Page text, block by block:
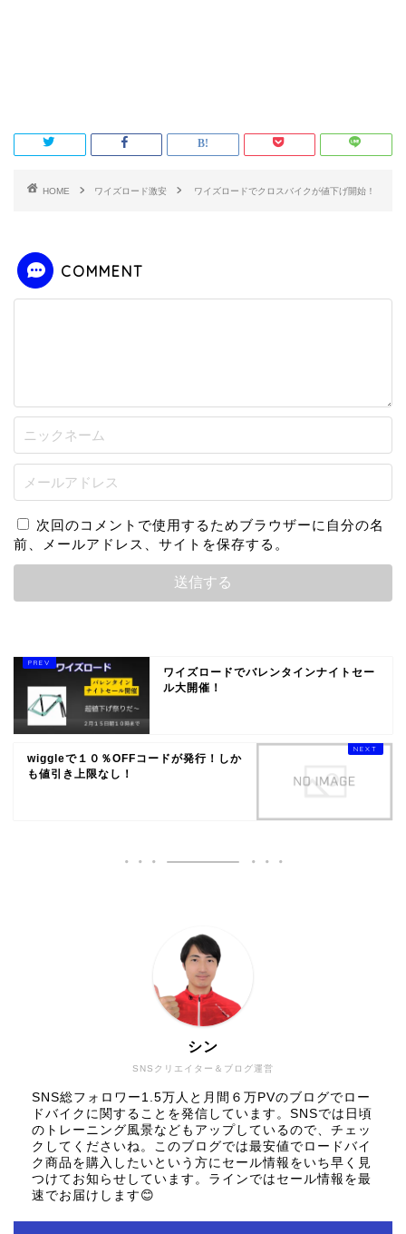
HOME ワイズロード激安 ワイズロードでクロスバイクが値下げ開始！
COMMENT
次回のコメントで使用するためブラウザーに自分の名
前、メールアドレス、サイトを保存する。
ワイズロードでバレンタインナイトセー
ル大開催！
wiggleで１０％OFFコードが発行！しか
も値引き上限なし！
SNSクリエイター＆ブログ運営
シン
SNS総フォロワー1.5万人と月間６万PVのブログでロー
ドバイクに関することを発信しています。SNSでは日頃
のトレーニング風景などもアップしているので、チェッ
クしてくださいね。このブログでは最安値でロードバイ
ク商品を購入したいという方にセール情報をいち早く見
つけてお知らせしています。ラインではセール情報を最
速でお届けします😊